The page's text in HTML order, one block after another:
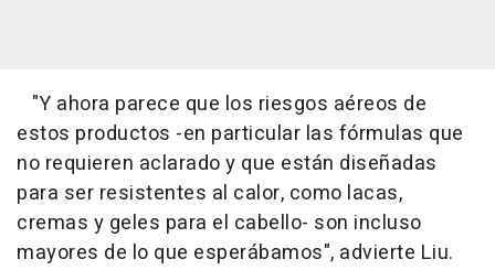
"Y ahora parece que los riesgos aéreos de
estos productos -en particular las fórmulas que
no requieren aclarado y que están diseñadas
para ser resistentes al calor, como lacas,
cremas y geles para el cabello- son incluso
mayores de lo que esperábamos", advierte Liu.